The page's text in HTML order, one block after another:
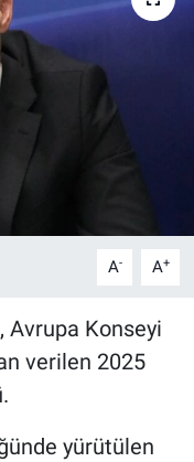
A- A+
Avrupa Konseyi
verilen 2025
yürütülen